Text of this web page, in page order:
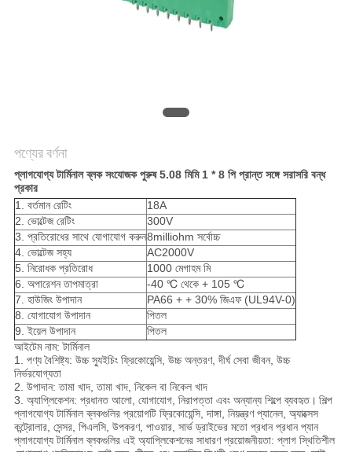
পণ্যের বর্ণনা
প্লাগযোগ্য টার্মিনাল ব্লক সংযোজক পুরুষ 5.08 মিমি 1 * 8 পি প্রান্ত সঙ্গে সরাসরি বন্ধ
প্রকার
1. বর্তমান রেটিং
18A
2. ভোল্টেজ রেটিং
300V
3. প্রতিরোধের সাথে যোগাযোগ করুন8milliohm সর্বোচ্চ
4. ভোল্টেজ সহ্য
AC2000V
5. নিরোধক প্রতিরোধ
1000 মেগাহম মি
6. অপারেশন তাপমাত্রা
-40 ℃ থেকে + 105 ℃
7. হাউজিং উপাদান
PA66 + + 30% জিএফ (UL94V-0)
8. যোগাযোগ উপাদান
পিতল
9. ইয়েল উপাদান
পিতল
আইটেম নাম: টার্মিনাল
1. পণ্য বৈশিষ্ট্য: উচ্চ স্যুইচিং ফ্রিকোয়েন্সি, উচ্চ অন্তরণ, দীর্ঘ সেবা জীবন, উচ্চ
নির্ভরযোগ্যতা
2. উপাদান: তামা খাদ, তামা খাদ, নিকেল বা নিকেল খাদ
3. অ্যাপ্লিকেশন: প্রধানত আলো, যোগাযোগ, নিরাপত্তা এবং অন্যান্য শিল্পে ব্যবহৃত। শিল্প
প্লাগযোগ্য টার্মিনাল ব্লকগুলির প্রয়োগটি ফ্রিকোয়েন্সি, দাঙ্গা, নিয়ন্ত্রণ প্যানেল, অ্যাক্সেস
কন্ট্রোলার, সেন্সর, পিএলসি, উপকরণ, পাওয়ার, সার্ভ ড্রাইভের মতো প্রধান প্রধান প্যান
প্লাগযোগ্য টার্মিনাল ব্লকগুলির এই অ্যাপ্লিকেশনের সাধারণ প্রয়োজনীয়তা: প্লাগ স্থিতিশীল